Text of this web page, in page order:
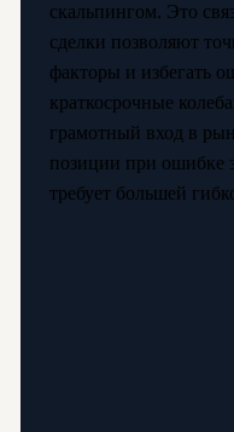
скальпингом. Это
сделки позволяют
факторы и избегать
краткосрочные
грамотный вход в
позиции при ошибке
требует большей